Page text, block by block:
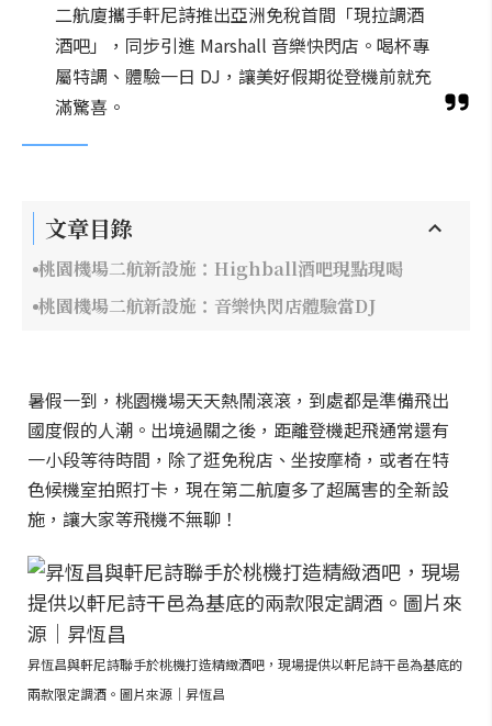
二航廈攜手軒尼詩推出亞洲免稅首間「現拉調酒
酒吧」，同步引進 Marshall 音樂快閃店。喝杯專
屬特調、體驗一日 DJ，讓美好假期從登機前就充
滿驚喜。
文章目錄
桃園機場二航新設施：Highball酒吧現點現喝
桃園機場二航新設施：音樂快閃店體驗當DJ
暑假一到，桃園機場天天熱鬧滾滾，到處都是準備飛出
國度假的人潮。出境過關之後，距離登機起飛通常還有
一小段等待時間，除了逛免稅店、坐按摩椅，或者在特
色候機室拍照打卡，現在第二航廈多了超厲害的全新設
施，讓大家等飛機不無聊！
昇恆昌與軒尼詩聯手於桃機打造精緻酒吧，現場提供以軒尼詩干邑為基底的
兩款限定調酒。圖片來源｜昇恆昌